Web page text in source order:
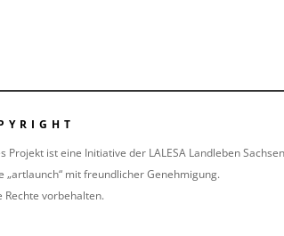
Projekt ist eine Initiative der LALESA Landleben
„artlaunch“ mit freundlicher Genehmigung.
Rechte vorbehalten.